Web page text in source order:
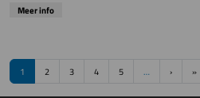
Meer info
Paginering
1 2 3 4 5 … › »